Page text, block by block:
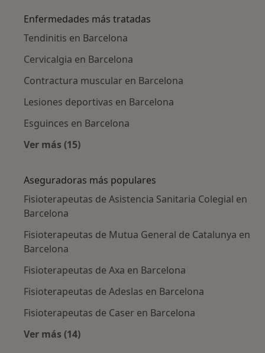
Enfermedades más tratadas
Tendinitis en Barcelona
Cervicalgia en Barcelona
Contractura muscular en Barcelona
Lesiones deportivas en Barcelona
Esguinces en Barcelona
Ver más (15)
Aseguradoras más populares
Fisioterapeutas de Asistencia Sanitaria Colegial en
Barcelona
Fisioterapeutas de Mutua General de Catalunya en
Barcelona
Fisioterapeutas de Axa en Barcelona
Fisioterapeutas de Adeslas en Barcelona
Fisioterapeutas de Caser en Barcelona
Ver más (14)